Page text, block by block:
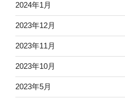
2024年1月
2023年12月
2023年11月
2023年10月
2023年5月